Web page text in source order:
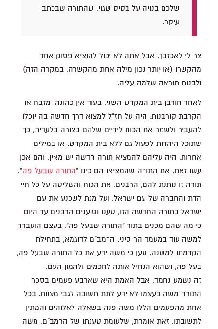
שלכם בנויה על בסיס שגוי, שהתורה שבכתב
עיקר.
צר לי לאכזבך, אבל אתה לא יכול להוציא פסוק אחד
מהקשרו (או יותר נכון מילה אחת מהקשרה, במקרה הזה)
ולבנות תוראה שלמה עליה.
לאחר חורבן בית המקדש השני, בעוד אין כהונה, מזבח או
הקרבת קורבנות, היה על חז"ל למצוא דרך חדשה בה יוכלו
להעביר ולשמר את הכוח לידיים שלהם בצורה בלעדית, כך
שתוכל היהדות לפעול גם ללא בית המקדש. או במילים
אחרות, היה עליהם להמציא תורה חדשה יש מאין, והם אכן
עשו זאת, את התורה שהמציאו הם כינו "התורה שבעל פה".
תורה זו נותנת להם, הרבנים, את הכוח והשליטה על כל חיי
הדת והחברה של עם ישראל. ועל מנת לשכנע את עם
ישראל בתורה החדשה הזו, טענו וטוענים הרבנים עד היום
כי מה שהם מכנים בתור "התורה שבעל פה", בעצם הועברה
למשה עוד במעמד הר סיני. הרמב"ם לדוגמא, בתחילת
הקדמתו למשנה, טען כי משה ידע את כל התורה שבעל פה,
בעל פה, ושהוא הנחיל אותה לחכמים ולהמון העם.
זה נשמע נחמד, אבל האמת היא שארבע פעמים בספר
התורה משה בעצמו לא ידע לתת תשובה לגבי מצוות. בכל
אחת מהפעמים הללו משה פנה בשאלה לאלוהים והמתין
לתשובתו. זאת אומרת, שלעומת טענתו של הרמב"ם, משה